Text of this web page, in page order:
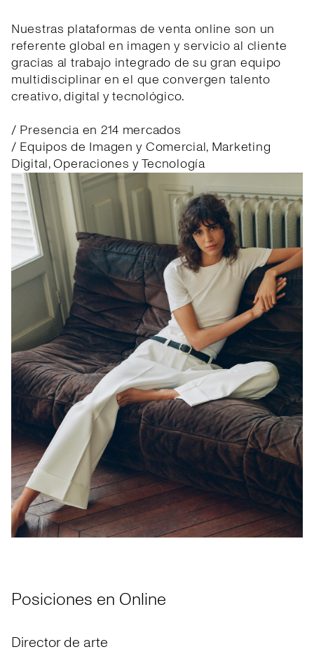
Nuestras plataformas de venta online son un
referente global en imagen y servicio al cliente
gracias al trabajo integrado de su gran equipo
multidisciplinar en el que convergen talento
creativo, digital y tecnológico.
/ Presencia en 214 mercados
/ Equipos de Imagen y Comercial, Marketing
Digital, Operaciones y Tecnología
Posiciones en Online
Director de arte